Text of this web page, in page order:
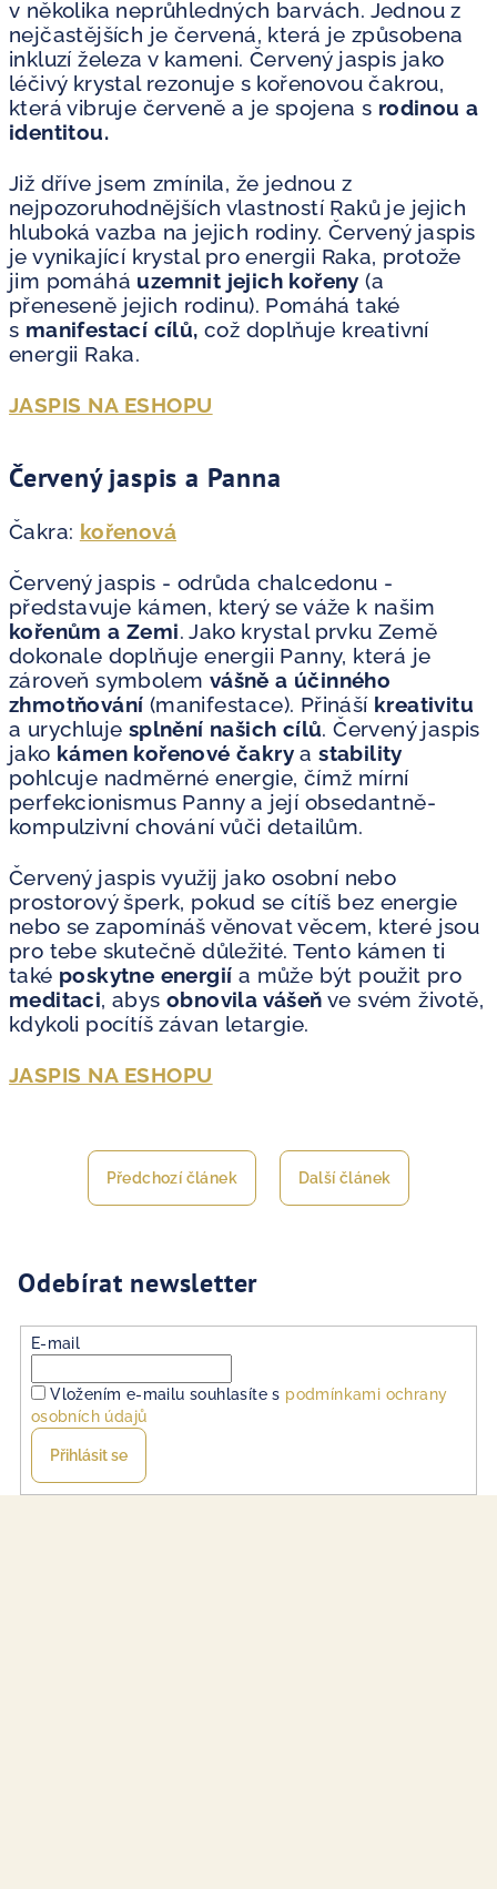
v několika neprůhledných barvách. Jednou z
nejčastějších je červená, která je způsobena
inkluzí železa v kameni. Červený jaspis jako
léčivý krystal rezonuje s kořenovou čakrou,
která vibruje červeně a je spojena s rodinou a
identitou.
Již dříve jsem zmínila, že jednou z
nejpozoruhodnějších vlastností Raků je jejich
hluboká vazba na jejich rodiny. Červený jaspis
je vynikající krystal pro energii Raka, protože
jim pomáhá uzemnit jejich kořeny (a
přeneseně jejich rodinu). Pomáhá také
s manifestací cílů, což doplňuje kreativní
energii Raka.
JASPIS NA ESHOPU
Červený jaspis a Panna
Čakra: kořenová
Červený jaspis - odrůda chalcedonu -
představuje kámen, který se váže k našim
kořenům a Zemi. Jako krystal prvku Země
dokonale doplňuje energii Panny, která je
zároveň symbolem vášně a účinného
zhmotňování (manifestace). Přináší kreativitu
a urychluje splnění našich cílů. Červený jaspis
jako kámen kořenové čakry astability
pohlcuje nadměrné energie, čímž mírní
perfekcionismus Panny a její obsedantně-
kompulzivní chování vůči detailům.
Červený jaspis využij jako osobní nebo
prostorový šperk, pokud se cítíš bez energie
nebo se zapomínáš věnovat věcem, které jsou
pro tebe skutečně důležité. Tento kámen ti
také poskytne energií a může být použit pro
meditaci, abysobnovila vášeň ve svém životě,
kdykoli pocítíš závan letargie.
JASPIS NA ESHOPU
Předchozí článek Další článek
Odebírat newsletter
E-mail
Vložením e-mailu souhlasíte s podmínkami ochrany
osobních údajů
Přihlásit se